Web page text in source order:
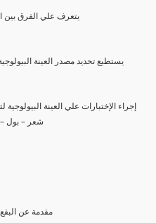
(5) يتعرف علي الفرق بين
(6) يستطيع تحديد مصدر العينة
شعر – بول –
1- مقدمة عن